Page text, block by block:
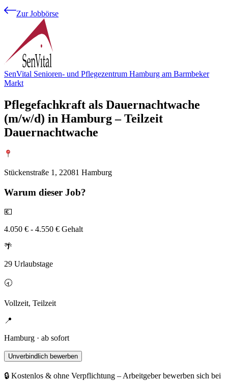
Zur Jobbörse
SenVital Senioren- und Pflegezentrum Hamburg am Barmbeker
Markt
Pflegefachkraft als Dauernachtwache
(m/w/d) in Hamburg – Teilzeit
Dauernachtwache
Stückenstraße 1, 22081 Hamburg
Warum dieser Job?
💶
4.050 € - 4.550 € Gehalt
🌴
29 Urlaubstage
🕣
Vollzeit, Teilzeit
📍
Hamburg · ab sofort
Unverbindlich bewerben
🔒 Kostenlos & ohne Verpflichtung – Arbeitgeber bewerben sich bei